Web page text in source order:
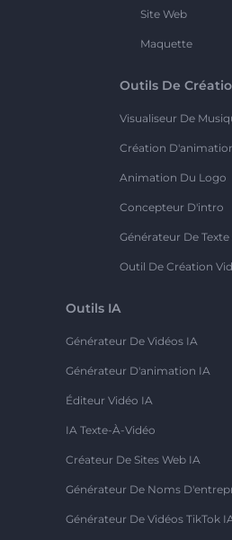
Site Web
Maquette
Outils De
Visualiseur De
Création
Animation Du Logo
Concepteur D'intro
Générateur De
Outil De Création
Outils IA
Générateur De Vidéos IA
Générateur D'animation IA
Éditeur Vidéo IA
IA Texte-À-Vidéo
Créateur De Sites Web IA
Générateur De Noms
Générateur De Vidéos TikTok